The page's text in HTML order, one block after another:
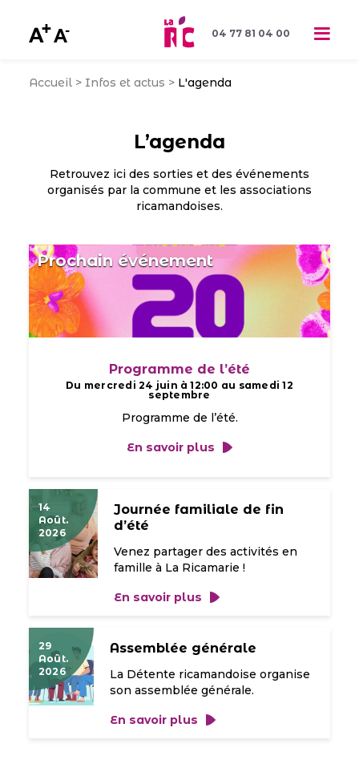
04 77 81 04 00
Accueil> Infos et actus > L'agenda
L’agenda
Retrouvez ici des sorties et des événements
organisés par la commune et les associations
ricamandoises.
Prochain événement
Programme de l’été
Du mercredi 24 juin à 12:00 au samedi 12
septembre
Programme de l’été.
En savoir plus
14
Août.
2026
Journée familiale de fin
d’été
Venez partager des activités en
famille à La Ricamarie !
En savoir plus
29
Août.
2026
Assemblée générale
La Détente ricamandoise organise
son assemblée générale.
En savoir plus